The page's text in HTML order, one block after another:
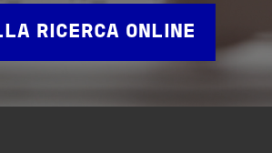
RICERCA ONLINE